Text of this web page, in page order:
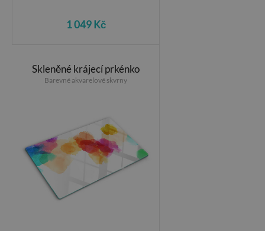
1 049 Kč
Skleněné krájecí prkénko
Barevné akvarelové skvrny